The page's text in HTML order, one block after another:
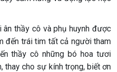
thầy cô và phụ huynh được
đến trái tim tất cả người tham
thầy cô những bó hoa tươi
thay cho sự kính trọng, biết ơn